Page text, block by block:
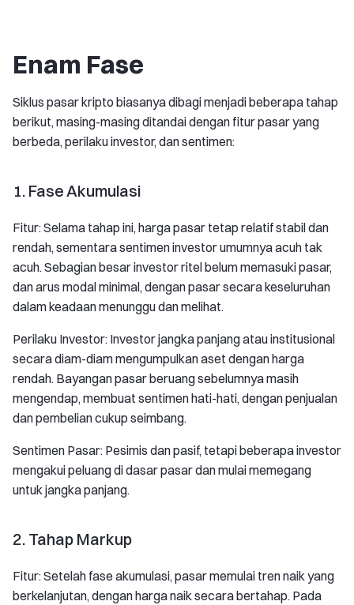
Enam Fase
Siklus pasar kripto biasanya dibagi menjadi beberapa tahap
berikut, masing-masing ditandai dengan fitur pasar yang
berbeda, perilaku investor, dan sentimen:
1. Fase Akumulasi
Fitur: Selama tahap ini, harga pasar tetap relatif stabil dan
rendah, sementara sentimen investor umumnya acuh tak
acuh. Sebagian besar investor ritel belum memasuki pasar,
dan arus modal minimal, dengan pasar secara keseluruhan
dalam keadaan menunggu dan melihat.
Perilaku Investor: Investor jangka panjang atau institusional
secara diam-diam mengumpulkan aset dengan harga
rendah. Bayangan pasar beruang sebelumnya masih
mengendap, membuat sentimen hati-hati, dengan penjualan
dan pembelian cukup seimbang.
Sentimen Pasar: Pesimis dan pasif, tetapi beberapa investor
mengakui peluang di dasar pasar dan mulai memegang
untuk jangka panjang.
2. Tahap Markup
Fitur: Setelah fase akumulasi, pasar memulai tren naik yang
berkelanjutan, dengan harga naik secara bertahap. Pada